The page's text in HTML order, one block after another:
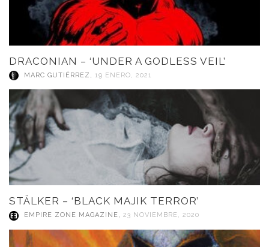
DRACONIAN – ‘UNDER A GODLESS VEIL’
MARC GUTIÉRREZ , 19 ENERO, 2021
STÄLKER – ‘BLACK MAJIK TERROR’
EMPIRE ZONE MAGAZINE, 23 NOVIEMBRE, 2020